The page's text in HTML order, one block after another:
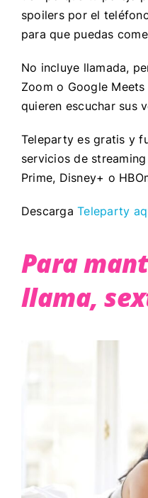
spoilers por el
para que puedas
No incluye llamada,
Zoom o Google
quieren escuchar sus
Teleparty es gratis y
servicios de
Prime, Disney+ o
DescargaTeleparty
Para
llama,